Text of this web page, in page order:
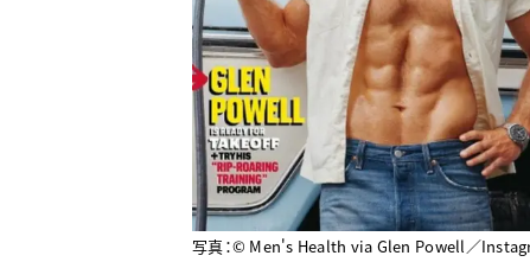
写真：© Men's Health via Glen Powell／